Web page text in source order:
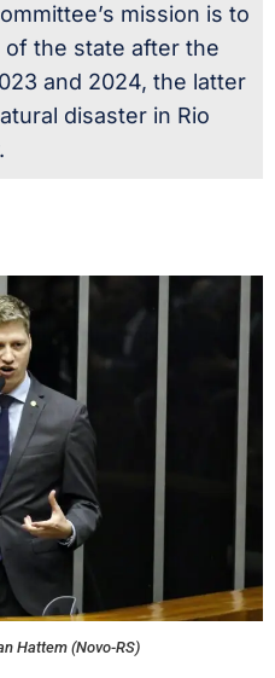
mission is to
the state after the
and 2024, the latter
disaster in Rio
Hattem (Novo-RS)